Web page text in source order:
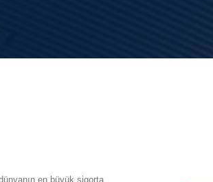
en büyük sigorta